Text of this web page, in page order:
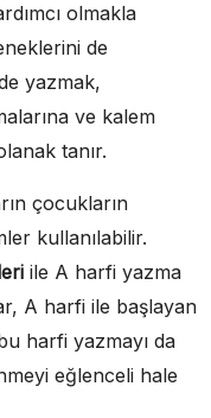
olmakla
de
yazmak,
ve kalem
tanır.
çocukların
kullanılabilir.
ile A harfi yazma
A harfi ile başlayan
harfi yazmayı da
eğlenceli hale